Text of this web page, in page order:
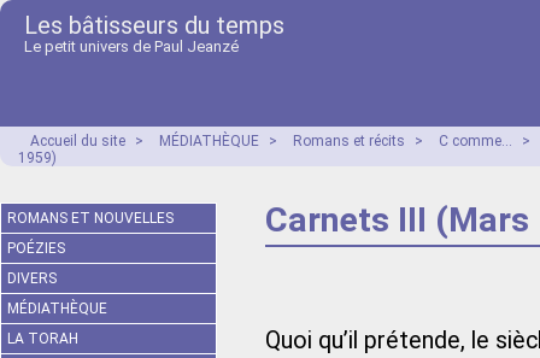
Les bâtisseurs du temps
Le petit univers de Paul Jeanzé
Accueil du site > MÉDIATHÈQUE > Romans et récits > C comme...
>
1959)
Carnets III
Quoi qu’il prétende, le
ROMANS ET NOUVELLES
POÉZIES
DIVERS
MÉDIATHÈQUE
LA TORAH